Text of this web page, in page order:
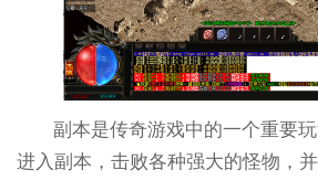
副本是传奇游戏中的一个重要
进入副本，击败各种强大的怪物，并